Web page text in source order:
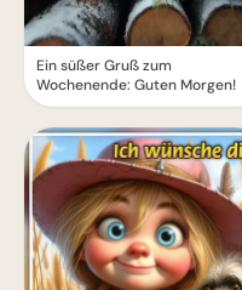
Ein süßer Gruß zum
Wochenende: Guten Morgen!